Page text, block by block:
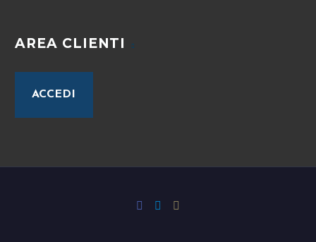
AREA CLIENTI
ACCEDI